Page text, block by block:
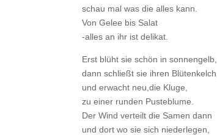
schau mal was die alles kann.
Von Gelee bis Salat
-alles an ihr ist delikat.
Erst blüht sie schön in sonnengelb,
dann schließt sie ihren Blütenkelch,
und erwacht neu,die Kluge,
zu einer runden Pusteblume.
Der Wind verteilt die Samen dann
und dort wo sie sich niederlegen,